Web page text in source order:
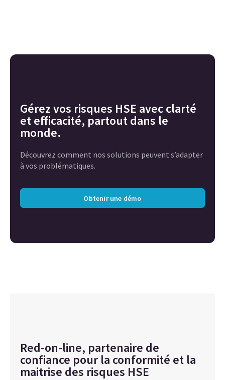
Gérez vos risques HSE avec clarté
et efficacité, partout dans le
monde.
Découvrez comment nos solutions peuvent s’adapter
à vos problématiques.
Obtenir une démo
Red-on-line, partenaire de
confiance pour la conformité et la
maitrise des risques HSE